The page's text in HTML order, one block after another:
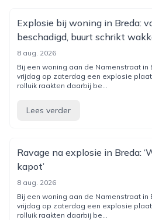
Explosie bij woning in Breda:
beschadigd, buurt schrikt
8 aug. 2026
Bij een woning aan de Namenstraat in
vrijdag op zaterdag een explosie
rolluik raakten daarbij be...
Lees verder
Ravage na explosie in Breda:
kapot’
8 aug. 2026
Bij een woning aan de Namenstraat in
vrijdag op zaterdag een explosie
rolluik raakten daarbij be...